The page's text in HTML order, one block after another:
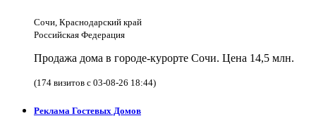
Сочи, Краснодарский край
Российская Федерация
Продажа дома в городе-курорте Сочи. Цена 14,5 млн.
(174 визитов с 03-08-26 18:44)
Реклама Гостевых Домов